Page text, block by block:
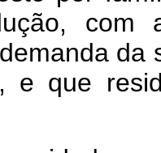
com
da
e que